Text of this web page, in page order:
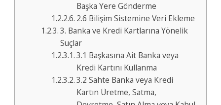
Başka Yere Gönderme
2.6 Bilişim Sistemine Veri Ekleme
3. Banka ve Kredi Kartlarına Yönelik
Suçlar
3.1 Başkasına Ait Banka veya
Kredi Kartını Kullanma
3.2 Sahte Banka veya Kredi
Kartın Üretme, Satma,